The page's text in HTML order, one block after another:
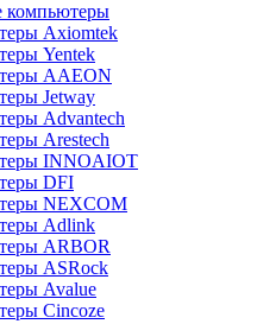
компьютеры
Axiomtek
Yentek
AAEON
Jetway
Advantech
Arestech
INNOAIOT
DFI
NEXCOM
Adlink
ARBOR
ASRock
Avalue
Cincoze